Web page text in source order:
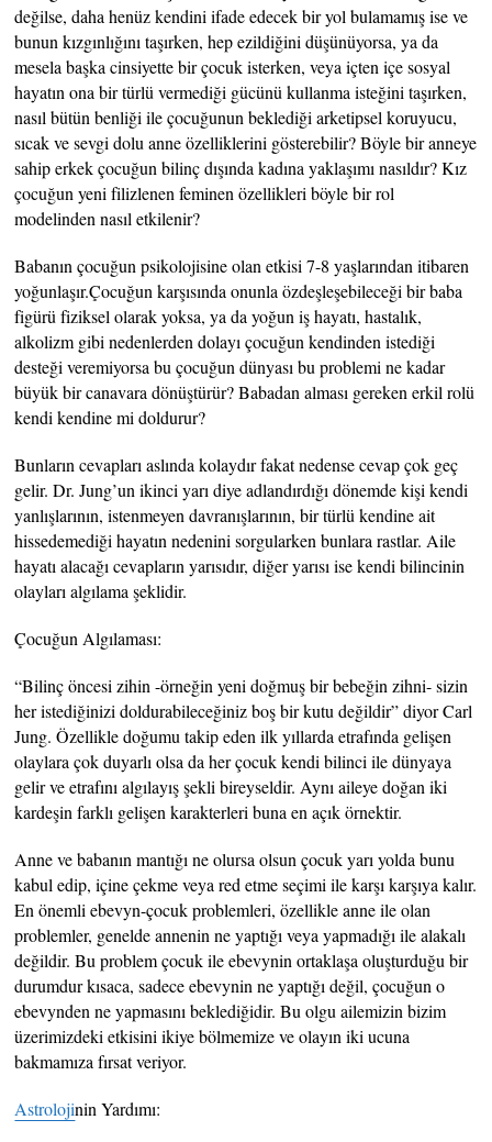
değilse, daha henüz kendini ifade edecek bir yol bulamamış ise ve
bunun kızgınlığını taşırken, hep ezildiğini düşünüyorsa, ya da
mesela başka cinsiyette bir çocuk isterken, veya içten içe sosyal
hayatın ona bir türlü vermediği gücünü kullanma isteğini taşırken,
nasıl bütün benliği ile çocuğunun beklediği arketipsel koruyucu,
sıcak ve sevgi dolu anne özelliklerini gösterebilir? Böyle bir anneye
sahip erkek çocuğun bilinç dışında kadına yaklaşımı nasıldır? Kız
çocuğun yeni filizlenen feminen özellikleri böyle bir rol
modelinden nasıl etkilenir?
Babanın çocuğun psikolojisine olan etkisi 7-8 yaşlarından itibaren
yoğunlaşır.Çocuğun karşısında onunla özdeşleşebileceği bir baba
figürü fiziksel olarak yoksa, ya da yoğun iş hayatı, hastalık,
alkolizm gibi nedenlerden dolayı çocuğun kendinden istediği
desteği veremiyorsa bu çocuğun dünyası bu problemi ne kadar
büyük bir canavara dönüştürür? Babadan alması gereken erkil rolü
kendi kendine mi doldurur?
Bunların cevapları aslında kolaydır fakat nedense cevap çok geç
gelir. Dr. Jung’un ikinci yarı diye adlandırdığı dönemde kişi kendi
yanlışlarının, istenmeyen davranışlarının, bir türlü kendine ait
hissedemediği hayatın nedenini sorgularken bunlara rastlar. Aile
hayatı alacağı cevapların yarısıdır, diğer yarısı ise kendi bilincinin
olayları algılama şeklidir.
Çocuğun Algılaması:
“Bilinç öncesi zihin -örneğin yeni doğmuş bir bebeğin zihni- sizin
her istediğinizi doldurabileceğiniz boş bir kutu değildir” diyor Carl
Jung. Özellikle doğumu takip eden ilk yıllarda etrafında gelişen
olaylara çok duyarlı olsa da her çocuk kendi bilinci ile dünyaya
gelir ve etrafını algılayış şekli bireyseldir. Aynı aileye doğan iki
kardeşin farklı gelişen karakterleri buna en açık örnektir.
Anne ve babanın mantığı ne olursa olsun çocuk yarı yolda bunu
kabul edip, içine çekme veya red etme seçimi ile karşı karşıya kalır.
En önemli ebevyn-çocuk problemleri, özellikle anne ile olan
problemler, genelde annenin ne yaptığı veya yapmadığı ile alakalı
değildir. Bu problem çocuk ile ebevynin ortaklaşa oluşturduğu bir
durumdur kısaca, sadece ebevynin ne yaptığı değil, çocuğun o
ebevynden ne yapmasını beklediğidir. Bu olgu ailemizin bizim
üzerimizdeki etkisini ikiye bölmemize ve olayın iki ucuna
bakmamıza fırsat veriyor.
Astrolojinin Yardımı: